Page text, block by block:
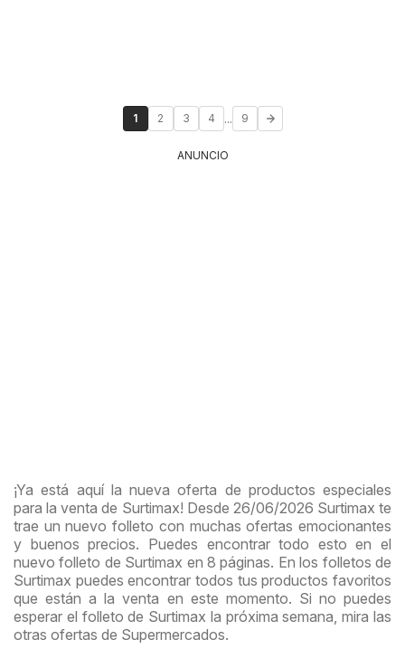
1 2 3 4 ... 9
ANUNCIO
¡Ya está aquí la nueva oferta de productos especiales
para la venta de Surtimax! Desde 26/06/2026 Surtimax te
trae un nuevo folleto con muchas ofertas emocionantes
y buenos precios. Puedes encontrar todo esto en el
nuevo folleto de Surtimax en 8 páginas. En los folletos de
Surtimax puedes encontrar todos tus productos favoritos
que están a la venta en este momento. Si no puedes
esperar el folleto de Surtimax la próxima semana, mira las
otras ofertas de Supermercados.